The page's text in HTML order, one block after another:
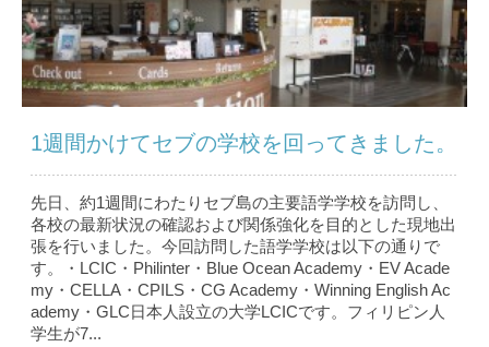
1週間かけてセブの学校を回ってきました。
先日、約1週間にわたりセブ島の主要語学学校を訪問し、
各校の最新状況の確認および関係強化を目的とした現地出
張を行いました。今回訪問した語学学校は以下の通りで
す。・LCIC・Philinter・Blue Ocean Academy・EV Acade
my・CELLA・CPILS・CG Academy・Winning English Ac
ademy・GLC日本人設立の大学LCICです。フィリピン人
学生が7...